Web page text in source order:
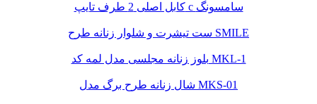
کابل اصلی 2 طرف تایپ c سامسونگ
ست تیشرت و شلوار زنانه طرح SMILE
بلوز زنانه مجلسی مدل لمه کد MKL-1
شال زنانه طرح برگ مدل MKS-01